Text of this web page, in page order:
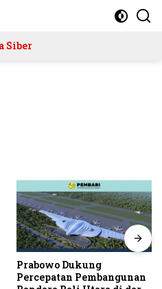
Siber
Prabowo Dukung
Percepatan Pembangunan